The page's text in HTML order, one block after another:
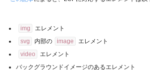
img
エレメント
svg
内部の image
エレメント
video
エレメント
バックグラウンドイメージのあるエレメント